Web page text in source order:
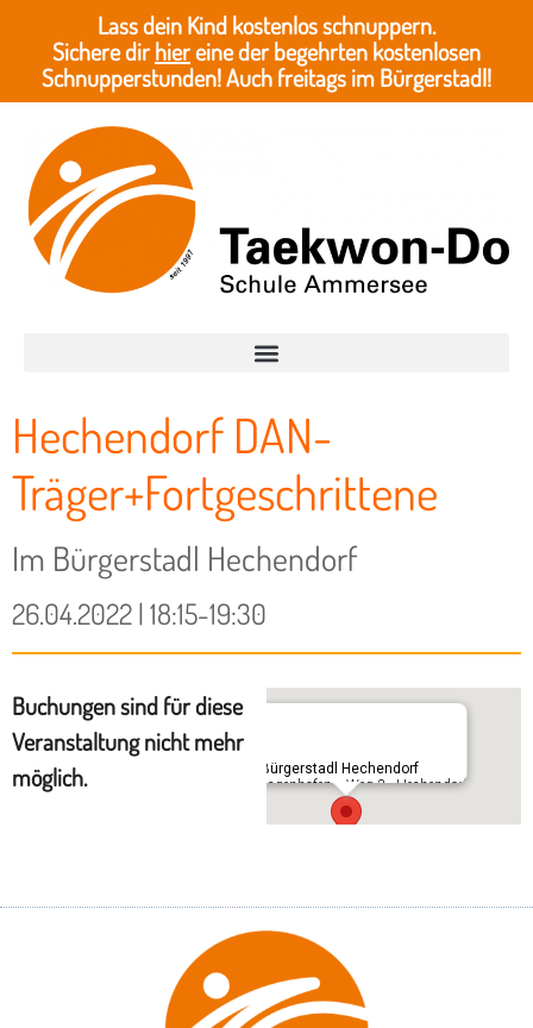
Lass dein Kind kostenlos schnuppern.
Sichere dirhiereine der begehrten kostenlosen
Schnupperstunden! Auch freitags im Bürgerstadl!
Hechendorf DAN-
Träger+Fortgeschrittene
Im Bürgerstadl Hechendorf
26.04.2022 | 18:15-19:30
Buchungen sind für diese
Veranstaltung nicht mehr
möglich.
Im Bürgerstadl Hechendorf
Schlagenhofener Weg 3 - Hechendorf